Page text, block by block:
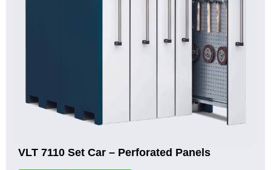
VLT 7110 Set Car – Perforated Panels